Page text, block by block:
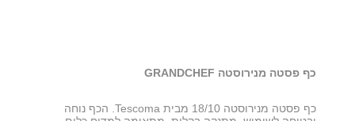
כף פסטה מנירוסטה GRANDCHEF
כף פסטה מנירוסטה 18/10 מבית Tescoma. הכף נוחה